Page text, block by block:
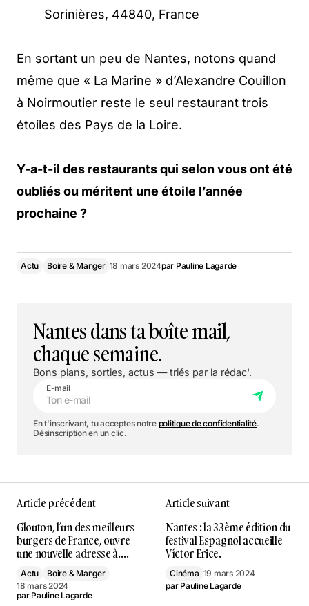
Sorinières, 44840, France
En sortant un peu de Nantes, notons quand
même que « La Marine » d’Alexandre Couillon
à Noirmoutier reste le seul restaurant trois
étoiles des Pays de la Loire.
Y-a-t-il des restaurants qui selon vous ont été
oubliés ou méritent une étoile l’année
prochaine ?
Actu Boire & Manger 18 mars 2024par Pauline Lagarde
Nantes dans ta boîte mail,
chaque semaine.
Bons plans, sorties, actus — triés par la rédac'.
E-mail
En t'inscrivant, tu acceptes notre politique de confidentialité.
Désinscription en un clic.
Article précédent
Glouton, l’un des meilleurs
burgers de France, ouvre
une nouvelle adresse à….
Actu
Boire & Manger
18 mars 2024
par Pauline Lagarde
Article suivant
Nantes : la 33ème édition du
festival Espagnol accueille
Víctor Erice.
Cinéma 19 mars 2024
par Pauline Lagarde